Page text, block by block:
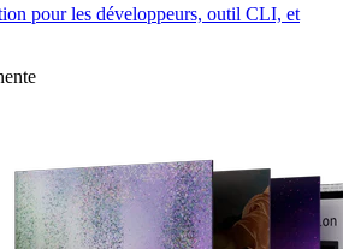
pour les développeurs, outil CLI, et